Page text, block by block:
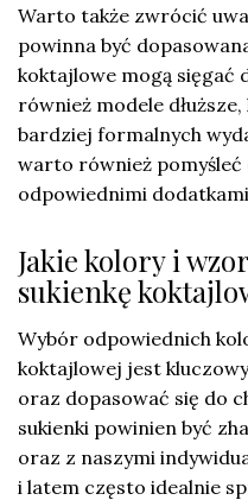
Warto także zwrócić
powinna być
koktajlowe mogą sięgać
również modele
bardziej formalnych
warto również pomyśleć
odpowiednimi
Jakie kolory i
sukienkę
Wybór odpowiednich
koktajlowej jest
oraz dopasować się do
sukienki powinien być
oraz z naszymi
i latem często idealnie